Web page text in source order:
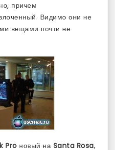
причем
Видимо они не
вещами почти не
Pro новый на Santa Rosa,